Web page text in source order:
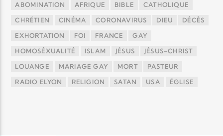
ABOMINATION AFRIQUE BIBLE CATHOLIQUE
CHRÉTIEN CINÉMA CORONAVIRUS DIEU DÉCÈS
EXHORTATION FOI FRANCE GAY
HOMOSÉXUALITÉ ISLAM JÉSUS JÉSUS-CHRIST
LOUANGE MARIAGE GAY MORT PASTEUR
RADIO ELYON RELIGION SATAN USA ÉGLISE